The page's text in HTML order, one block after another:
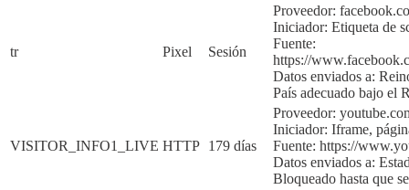
tr Pixel Sesión
Proveedor:
Iniciador: Etiqueta de
Fuente:
https://
Datos enviados a:
País adecuado bajo el
VISITOR_INFO1_LIVE HTTP 179 días
Proveedor:
Iniciador: Iframe,
Fuente: https://
Datos enviados a:
Bloqueado hasta que